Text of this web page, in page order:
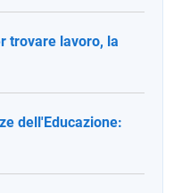
trovare lavoro, la
dell'Educazione: